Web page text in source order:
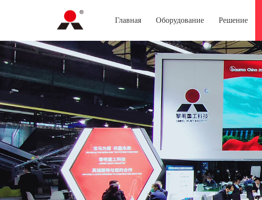
Главная Оборудование Решение